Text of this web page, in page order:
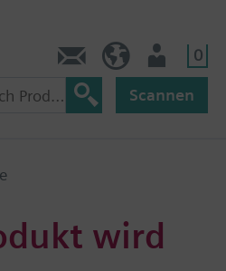
0
Scannen
wird